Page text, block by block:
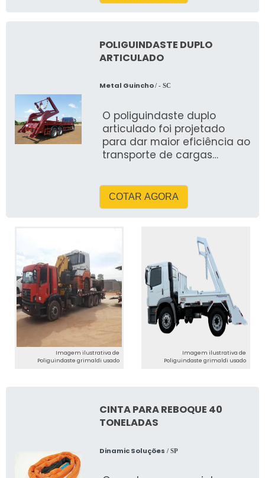
POLIGUINDASTE DUPLO
ARTICULADO
Metal Guincho/ - SC
O poliguindaste duplo
articulado foi projetado
para dar maior eficiência ao
transporte de cargas
COTAR AGORA
Imagem ilustrativa de
Poliguindaste grimaldi usado
Imagem ilustrativa de
Poliguindaste grimaldi usado
CINTA PARA REBOQUE 40
TONELADAS
Dinamic Soluções / SP